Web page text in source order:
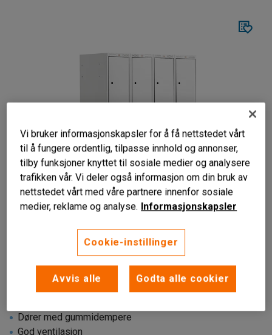
Dører med gummidempere
God ventilasjon
Vi bruker informasjonskapsler for å få nettstedet vårt
til å fungere ordentlig, tilpasse innhold og annonser,
tilby funksjoner knyttet til sosiale medier og analysere
trafikken vår. Vi deler også informasjon om din bruk av
nettstedet vårt med våre partnere innenfor sosiale
medier, reklame og analyse. Informasjonskapsler
Cookie-instillinger
Avvis alle Godta alle cookier